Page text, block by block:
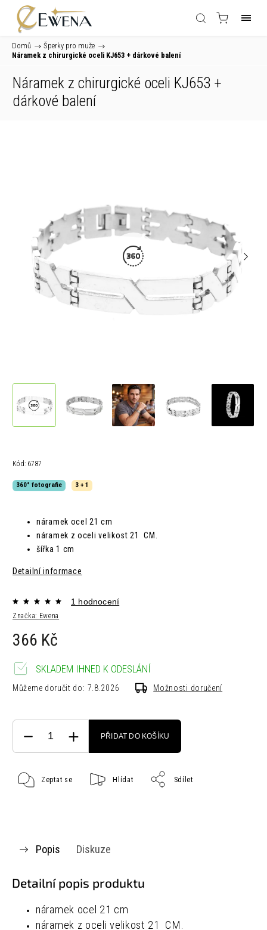
Domů / Šperky pro muže /
Náramek z chirurgické oceli KJ653 + dárkové balení
Náramek z chirurgické oceli KJ653 +
dárkové balení
Kód: 6787
360° fotografie 3 + 1
náramek ocel 21 cm
náramek z oceli velikost 21 CM.
šířka 1 cm
Detailní informace
Značka: Ewena
1 hodnocení
366 Kč
SKLADEM IHNED K ODESLÁNÍ
Můžeme doručit do: 7.8.2026 Možnosti doručení
PŘIDAT DO KOŠÍKU
Zeptat se Hlídat Sdílet
Popis Diskuze
Detailní popis produktu
náramek ocel 21 cm
náramek z oceli velikost 21 CM.